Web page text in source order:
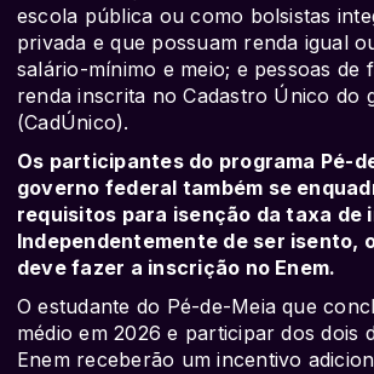
escola pública ou como bolsistas
privada e que possuam renda igual
salário-mínimo e meio; e pessoas de
renda inscrita no Cadastro Único do
(CadÚnico).
Os participantes do programa Pé-
governo federal também se
requisitos para isenção da taxa de
Independentemente de ser isento,
deve fazer a inscrição no Enem.
O estudante do Pé-de-Meia que
médio em 2026 e participar dos dois
Enem receberão um incentivo